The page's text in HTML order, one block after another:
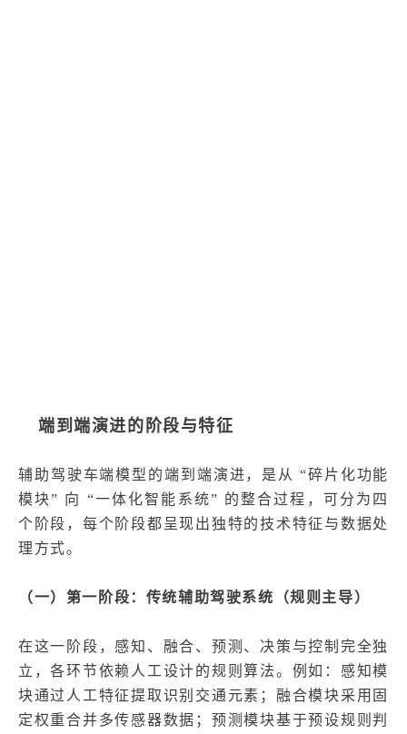
端到端演进的阶段与特征
辅助驾驶车端模型的端到端演进，是从 “碎片化功能
模块” 向 “一体化智能系统” 的整合过程，可分为四
个阶段，每个阶段都呈现出独特的技术特征与数据处
理方式。
（一）第一阶段：传统辅助驾驶系统（规则主导）
在这一阶段，感知、融合、预测、决策与控制完全独
立，各环节依赖人工设计的规则算法。例如：感知模
块通过人工特征提取识别交通元素；融合模块采用固
定权重合并多传感器数据；预测模块基于预设规则判